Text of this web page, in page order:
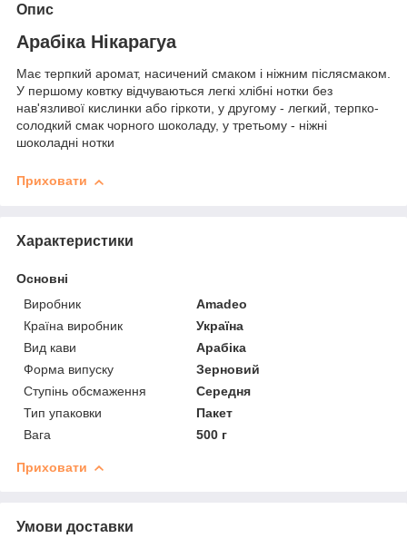
Опис
Арабіка Нікарагуа
Має терпкий аромат, насичений смаком і ніжним післясмаком.
У першому ковтку відчуваються легкі хлібні нотки без
нав'язливої кислинки або гіркоти, у другому - легкий, терпко-
солодкий смак чорного шоколаду, у третьому - ніжні
шоколадні нотки
Приховати
Характеристики
Основні
Виробник
Amadeo
Країна виробник
Україна
Вид кави
Арабіка
Форма випуску
Зерновий
Ступінь обсмаження
Середня
Тип упаковки
Пакет
Вага
500 г
Приховати
Умови доставки